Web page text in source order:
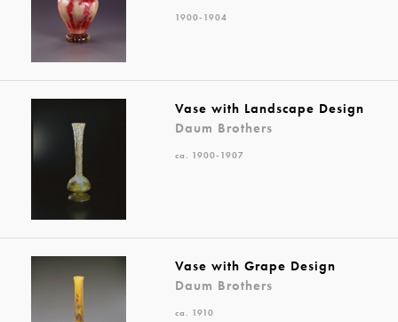
1900-1904
Vase with Landscape Design
Daum Brothers
ca. 1900-1907
Vase with Grape Design
Daum Brothers
ca. 1910